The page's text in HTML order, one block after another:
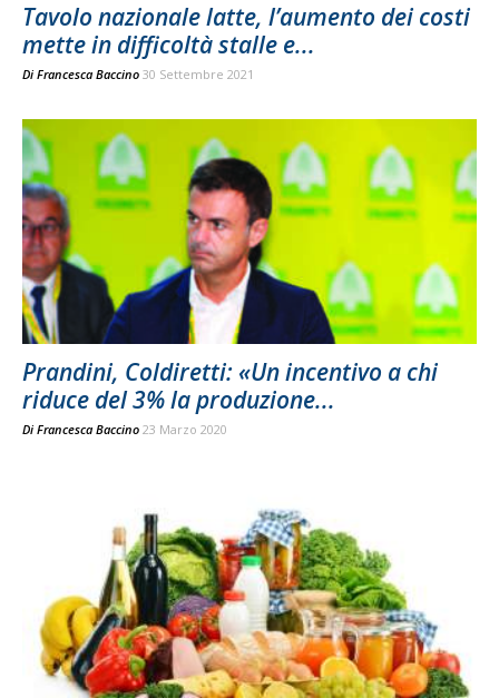
Tavolo nazionale latte, l’aumento dei costi
mette in difficoltà stalle e...
Di Francesca Baccino 30 Settembre 2021
Prandini, Coldiretti: «Un incentivo a chi
riduce del 3% la produzione...
Di Francesca Baccino 23 Marzo 2020